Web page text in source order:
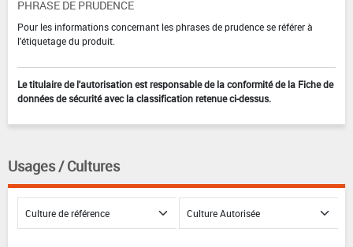
PHRASE DE PRUDENCE
Pour les informations concernant les phrases de prudence se référer à
l'étiquetage du produit.
Le titulaire de l'autorisation est responsable de la conformité de la Fiche de
données de sécurité avec la classification retenue ci-dessus.
Usages / Cultures